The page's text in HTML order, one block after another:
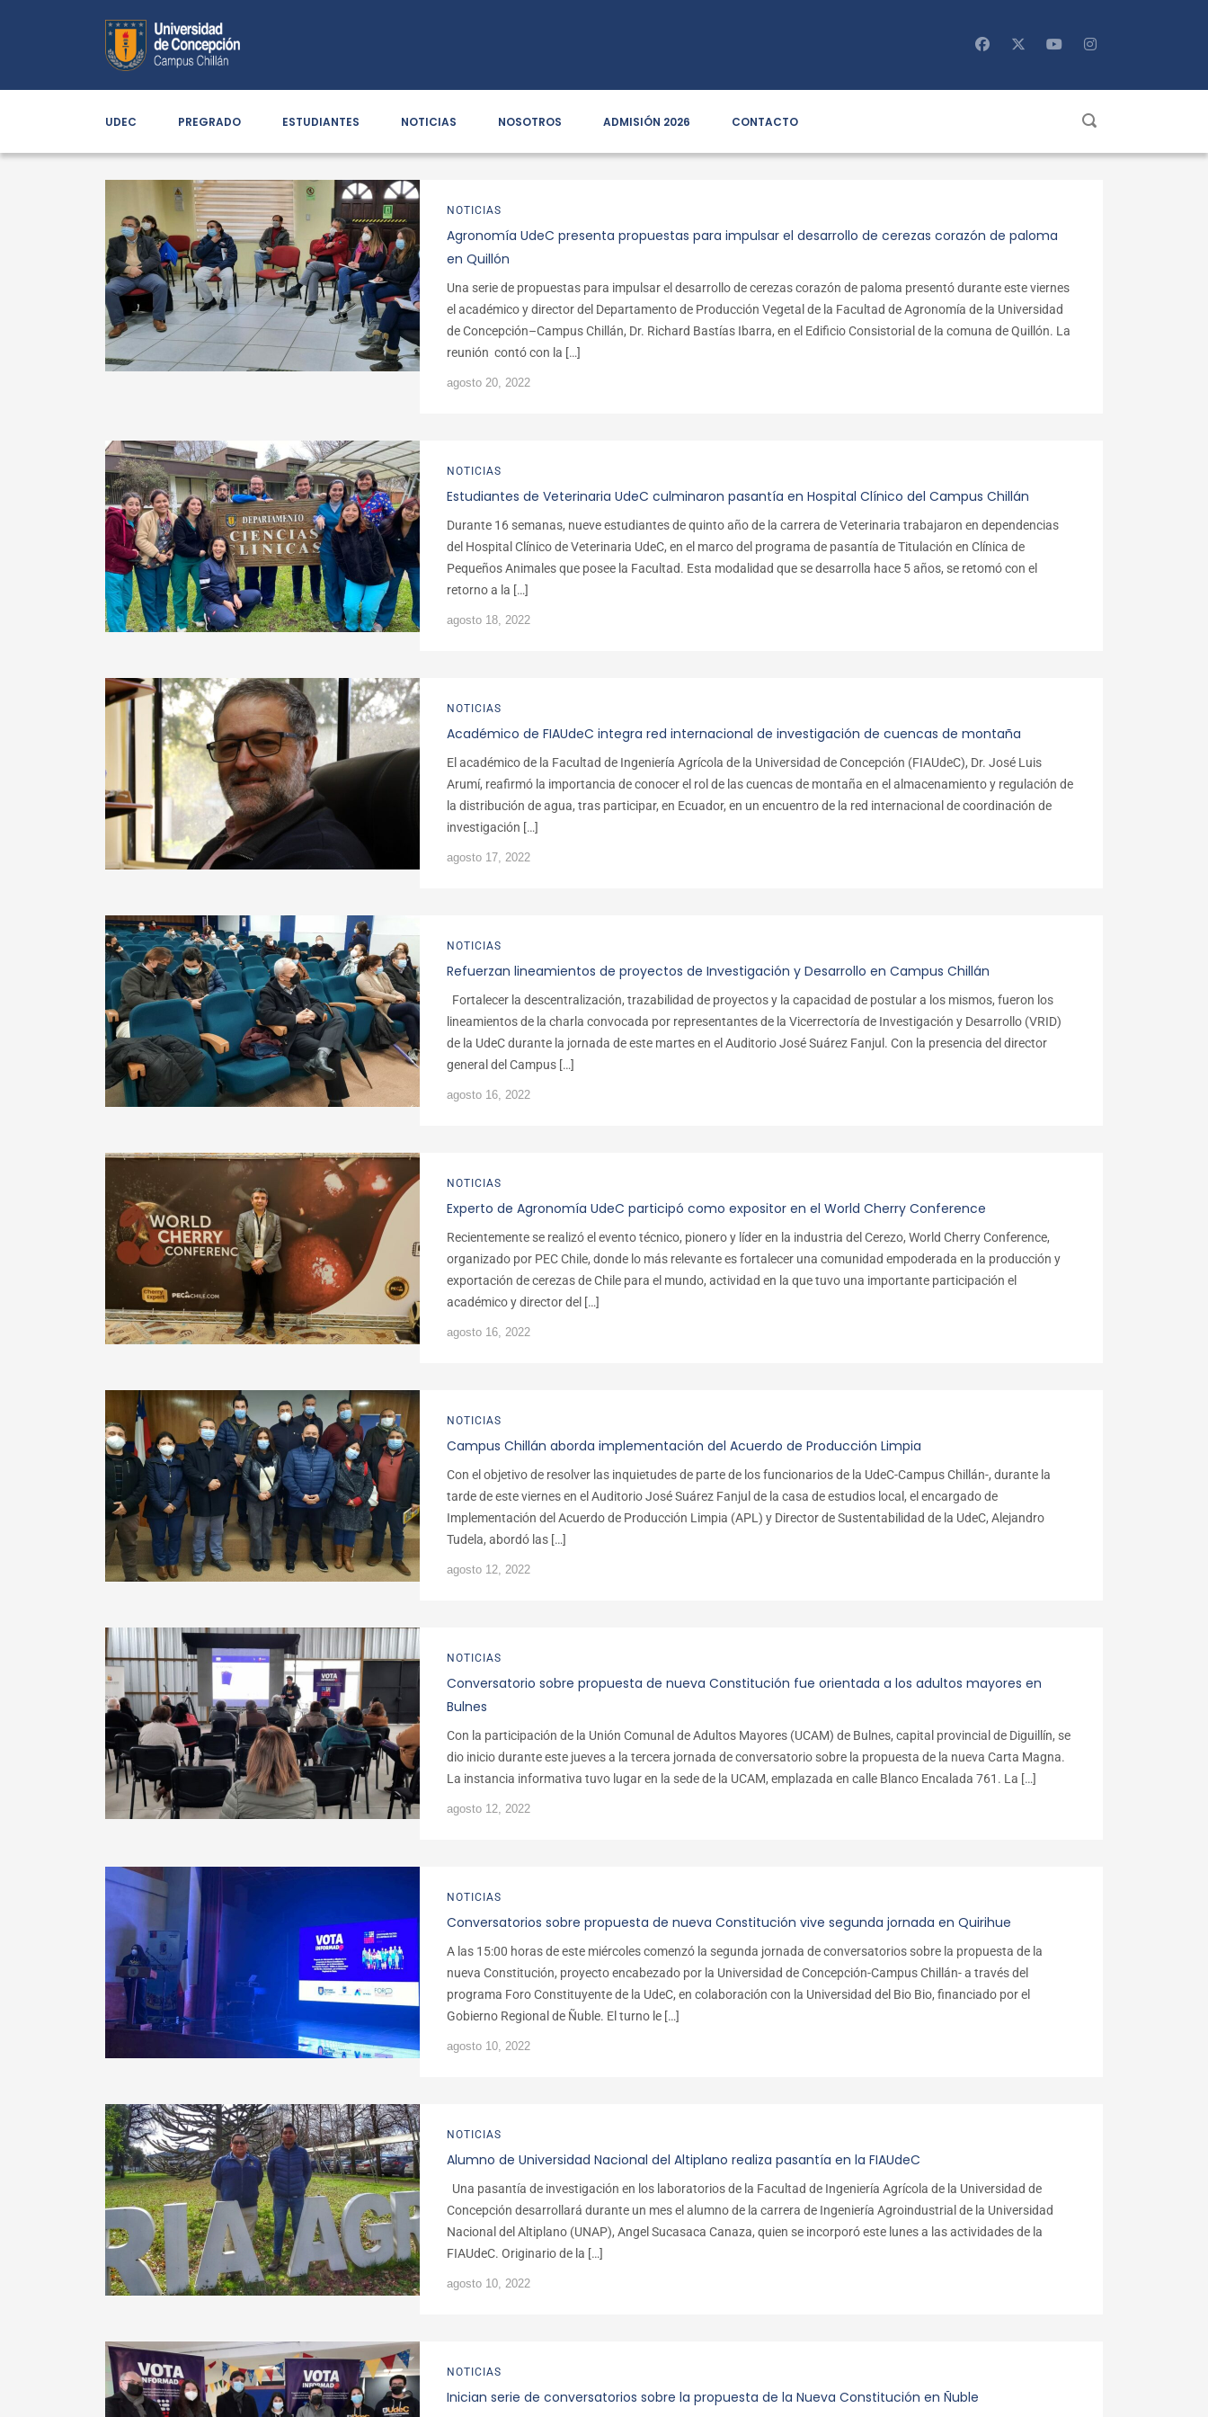
UDEC PREGRADO ESTUDIANTES NOTICIAS NOSOTROS ADMISIÓN 2026 CONTACTO
NOTICIAS
Agronomía UdeC presenta propuestas para impulsar el desarrollo de cerezas corazón de paloma
en Quillón
Una serie de propuestas para impulsar el desarrollo de cerezas corazón de paloma presentó durante este viernes
el académico y director del Departamento de Producción Vegetal de la Facultad de Agronomía de la Universidad
de Concepción–Campus Chillán, Dr. Richard Bastías Ibarra, en el Edificio Consistorial de la comuna de Quillón. La
reunión contó con la […]
agosto 20, 2022
NOTICIAS
Estudiantes de Veterinaria UdeC culminaron pasantía en Hospital Clínico del Campus Chillán
Durante 16 semanas, nueve estudiantes de quinto año de la carrera de Veterinaria trabajaron en dependencias
del Hospital Clínico de Veterinaria UdeC, en el marco del programa de pasantía de Titulación en Clínica de
Pequeños Animales que posee la Facultad. Esta modalidad que se desarrolla hace 5 años, se retomó con el
retorno a la […]
agosto 18, 2022
NOTICIAS
Académico de FIAUdeC integra red internacional de investigación de cuencas de montaña
El académico de la Facultad de Ingeniería Agrícola de la Universidad de Concepción (FIAUdeC), Dr. José Luis
Arumí, reafirmó la importancia de conocer el rol de las cuencas de montaña en el almacenamiento y regulación de
la distribución de agua, tras participar, en Ecuador, en un encuentro de la red internacional de coordinación de
investigación […]
agosto 17, 2022
NOTICIAS
Refuerzan lineamientos de proyectos de Investigación y Desarrollo en Campus Chillán
Fortalecer la descentralización, trazabilidad de proyectos y la capacidad de postular a los mismos, fueron los
lineamientos de la charla convocada por representantes de la Vicerrectoría de Investigación y Desarrollo (VRID)
de la UdeC durante la jornada de este martes en el Auditorio José Suárez Fanjul. Con la presencia del director
general del Campus […]
agosto 16, 2022
NOTICIAS
Experto de Agronomía UdeC participó como expositor en el World Cherry Conference
Recientemente se realizó el evento técnico, pionero y líder en la industria del Cerezo, World Cherry Conference,
organizado por PEC Chile, donde lo más relevante es fortalecer una comunidad empoderada en la producción y
exportación de cerezas de Chile para el mundo, actividad en la que tuvo una importante participación el
académico y director del […]
agosto 16, 2022
NOTICIAS
Campus Chillán aborda implementación del Acuerdo de Producción Limpia
Con el objetivo de resolver las inquietudes de parte de los funcionarios de la UdeC-Campus Chillán-, durante la
tarde de este viernes en el Auditorio José Suárez Fanjul de la casa de estudios local, el encargado de
Implementación del Acuerdo de Producción Limpia (APL) y Director de Sustentabilidad de la UdeC, Alejandro
Tudela, abordó las […]
agosto 12, 2022
NOTICIAS
Conversatorio sobre propuesta de nueva Constitución fue orientada a los adultos mayores en
Bulnes
Con la participación de la Unión Comunal de Adultos Mayores (UCAM) de Bulnes, capital provincial de Diguillín, se
dio inicio durante este jueves a la tercera jornada de conversatorio sobre la propuesta de la nueva Carta Magna.
La instancia informativa tuvo lugar en la sede de la UCAM, emplazada en calle Blanco Encalada 761. La […]
agosto 12, 2022
NOTICIAS
Conversatorios sobre propuesta de nueva Constitución vive segunda jornada en Quirihue
A las 15:00 horas de este miércoles comenzó la segunda jornada de conversatorios sobre la propuesta de la
nueva Constitución, proyecto encabezado por la Universidad de Concepción-Campus Chillán- a través del
programa Foro Constituyente de la UdeC, en colaboración con la Universidad del Bio Bio, financiado por el
Gobierno Regional de Ñuble. El turno le […]
agosto 10, 2022
NOTICIAS
Alumno de Universidad Nacional del Altiplano realiza pasantía en la FIAUdeC
Una pasantía de investigación en los laboratorios de la Facultad de Ingeniería Agrícola de la Universidad de
Concepción desarrollará durante un mes el alumno de la carrera de Ingeniería Agroindustrial de la Universidad
Nacional del Altiplano (UNAP), Angel Sucasaca Canaza, quien se incorporó este lunes a las actividades de la
FIAUdeC. Originario de la […]
agosto 10, 2022
NOTICIAS
Inician serie de conversatorios sobre la propuesta de la Nueva Constitución en Ñuble